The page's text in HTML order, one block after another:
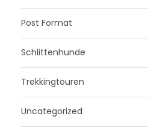
Post Format
Schlittenhunde
Trekkingtouren
Uncategorized